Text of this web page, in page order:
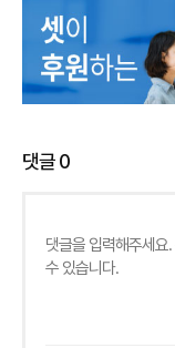
댓글0